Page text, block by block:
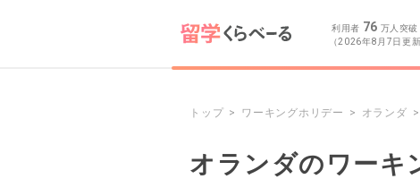
利用者 76 万人突破
（2026年8月7日更新
トップ ワーキングホリデー オランダ
オランダのワーキ